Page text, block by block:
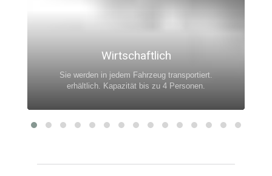
Wirtschaftlich
Sie werden in jedem Fahrzeug transportiert.
erhältlich. Kapazität bis zu 4 Personen.